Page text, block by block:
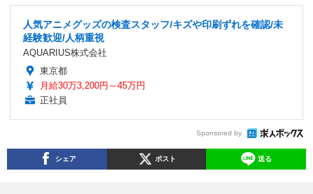
人気アニメグッズの検査スタッフ/キズや印刷ずれを確認/未
経験歓迎/人柄重視
AQUARIUS株式会社
東京都
月給30万3,200円～45万円
正社員
Sponsored by
シェア ポスト 送る